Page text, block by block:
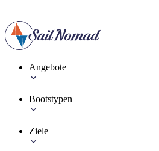
Angebote
Bootstypen
Ziele